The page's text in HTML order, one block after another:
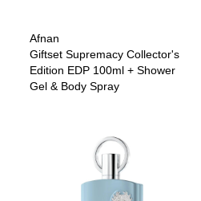
Afnan
Giftset Supremacy Collector's
Edition EDP 100ml + Shower
Gel & Body Spray